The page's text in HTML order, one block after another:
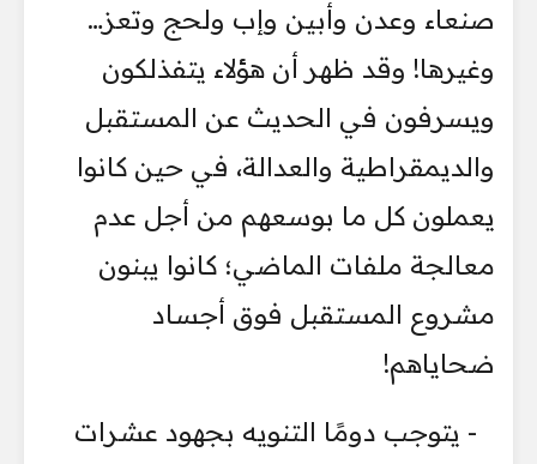
صنعاء وعدن وأبين وإب ولحج وتعز…
وغيرها! وقد ظهر أن هؤلاء يتفذلكون
ويسرفون في الحديث عن المستقبل
والديمقراطية والعدالة، في حين كانوا
يعملون كل ما بوسعهم من أجل عدم
معالجة ملفات الماضي؛ كانوا يبنون
مشروع المستقبل فوق أجساد
ضحاياهم!
- يتوجب دومًا التنويه بجهود عشرات